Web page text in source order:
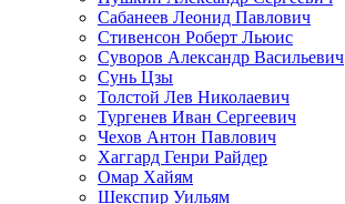
Сабанеев Леонид Павлович
Стивенсон Роберт Льюис
Суворов Александр Васильевич
Сунь Цзы
Толстой Лев Николаевич
Тургенев Иван Сергеевич
Чехов Антон Павлович
Хаггард Генри Райдер
Омар Хайям
Шекспир Уильям